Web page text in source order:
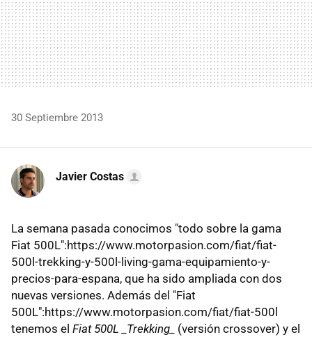
30 Septiembre 2013
Javier Costas
La semana pasada conocimos "todo sobre la gama
Fiat 500L":https://www.motorpasion.com/fiat/fiat-
500l-trekking-y-500l-living-gama-equipamiento-y-
precios-para-espana, que ha sido ampliada con dos
nuevas versiones. Además del "Fiat
500L":https://www.motorpasion.com/fiat/fiat-500l
tenemos el Fiat 500L _Trekking_ (versión crossover) y el